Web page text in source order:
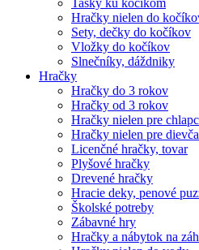
Hračky nielen do
Sety, dečky do kočíkov
Vložky do kočíkov
Slnečníky, dáždniky
Hračky
Hračky do 3 rokov
Hračky od 3 rokov
Hračky nielen pre
Hračky nielen pre
Licenčné hračky, tovar
Plyšové hračky
Drevené hračky
Hracie deky, penové
Školské potreby
Zábavné hry
Hračky a nábytok na